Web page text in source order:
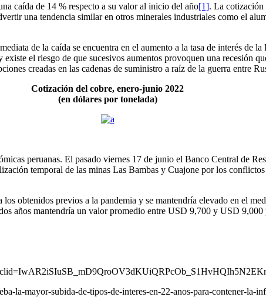
caída de 14 % respecto a su valor al inicio del año[1]. La cotización
una tendencia similar en otros minerales industriales como el
de la caída se encuentra en el aumento a la tasa de interés de
el riesgo de que sucesivos aumentos provoquen una recesión
creadas en las cadenas de suministro a raíz de la guerra entre
Cotización del cobre, enero-junio 2022
(en dólares por tonelada)
peruanas. El pasado viernes 17 de junio el Banco Central de
temporal de las minas Las Bambas y Cuajone por los
obtenidos previos a la pandemia y se mantendría elevado en el
años mantendría un valor promedio entre USD 9,700 y USD 9,000
la-mayor-subida-de-tipos-de-interes-en-22-anos-para-contener-la-